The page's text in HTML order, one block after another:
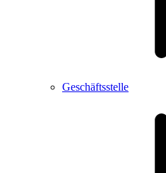
Geschäftsstelle